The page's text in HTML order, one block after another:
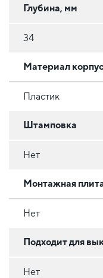
Глубина, мм
34
Материал
Пластик
Штамповка
Нет
Монтажная
Нет
Подходит для
Нет